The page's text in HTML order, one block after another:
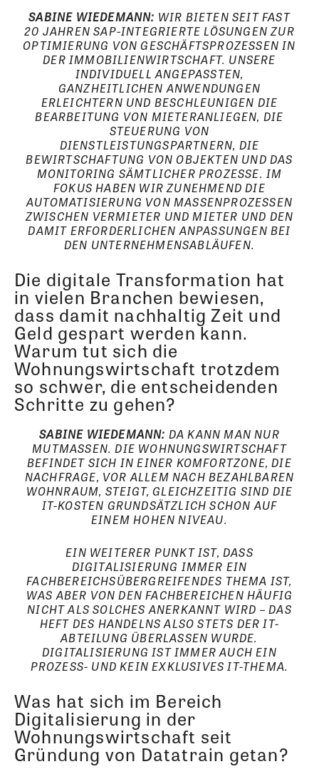
SABINE WIEDEMANN: WIR BIETEN SEIT FAST
20 JAHREN SAP-INTEGRIERTE LÖSUNGEN ZUR
OPTIMIERUNG VON GESCHÄFTSPROZESSEN IN
DER IMMOBILIENWIRTSCHAFT. UNSERE
INDIVIDUELL ANGEPASSTEN,
GANZHEITLICHEN ANWENDUNGEN
ERLEICHTERN UND BESCHLEUNIGEN DIE
BEARBEITUNG VON MIETERANLIEGEN, DIE
STEUERUNG VON
DIENSTLEISTUNGSPARTNERN, DIE
BEWIRTSCHAFTUNG VON OBJEKTEN UND DAS
MONITORING SÄMTLICHER PROZESSE. IM
FOKUS HABEN WIR ZUNEHMEND DIE
AUTOMATISIERUNG VON MASSENPROZESSEN
ZWISCHEN VERMIETER UND MIETER UND DEN
DAMIT ERFORDERLICHEN ANPASSUNGEN BEI
DEN UNTERNEHMENSABLÄUFEN.
Die digitale Transformation hat
in vielen Branchen bewiesen,
dass damit nachhaltig Zeit und
Geld gespart werden kann.
Warum tut sich die
Wohnungswirtschaft trotzdem
so schwer, die entscheidenden
Schritte zu gehen?
SABINE WIEDEMANN: DA KANN MAN NUR
MUTMASSEN. DIE WOHNUNGSWIRTSCHAFT B
EFINDET SICH IN EINER KOMFORTZONE, DIE N
ACHFRAGE, VOR ALLEM NACH BEZAHLBAREN W
OHNRAUM, STEIGT, GLEICHZEITIG SIND DIE I
T-KOSTEN GRUNDSÄTZLICH SCHON AUF E
INEM HOHEN NIVEAU.
EIN WEITERER PUNKT IST, DASS
DIGITALISIERUNG IMMER EIN
FACHBEREICHSÜBERGREIFENDES THEMA IST,
WAS ABER VON DEN FACHBEREICHEN HÄUFIG
NICHT ALS SOLCHES ANERKANNT WIRD – DAS
HEFT DES HANDELNS ALSO STETS DER IT-
ABTEILUNG ÜBERLASSEN WURDE.
DIGITALISIERUNG IST IMMER AUCH EIN
PROZESS- UND KEIN EXKLUSIVES IT-THEMA.
Was hat sich im Bereich
Digitalisierung in der
Wohnungswirtschaft seit
Gründung von Datatrain getan?